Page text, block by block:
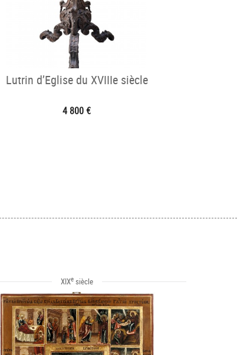
Lutrin d’Eglise du XVIIIe siècle
4 800 €
XIXesiècle